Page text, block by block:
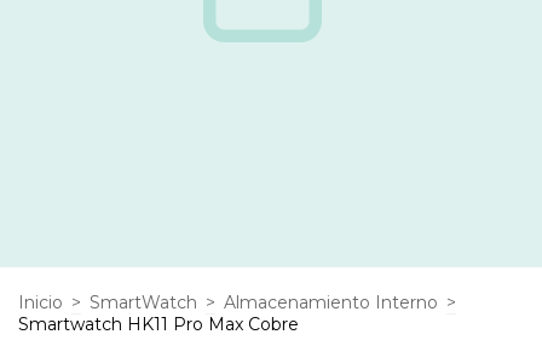
Inicio > SmartWatch > Almacenamiento Interno >
Smartwatch HK11 Pro Max Cobre